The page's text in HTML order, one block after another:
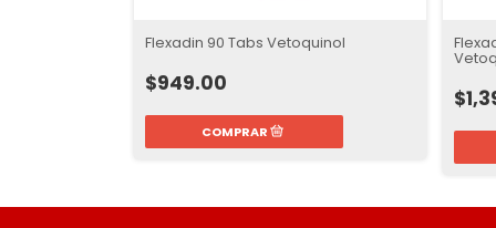
Flexadin 90 Tabs Vetoquinol
$949.00